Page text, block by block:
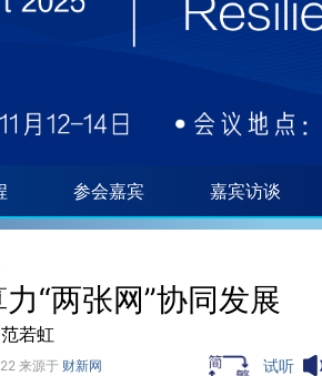
参会嘉宾 嘉宾访谈
“两张网”协同发展
若虹
来源于 财新网 试听